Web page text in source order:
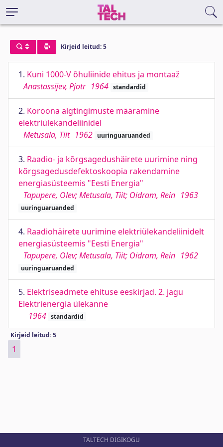
Kirjeid leitud: 5
1. Kuni 1000-V õhuliinide ehitus ja montaaž
Anastassijev, Pjotr 1964 standardid
2. Koroona algtingimuste määramine
elektriülekandeliinidel
Metusala, Tiit 1962 uuringuaruanded
3. Raadio- ja kõrgsagedushäirete uurimine ning
kõrgsagedusdefektoskoopia rakendamine
energiasüsteemis "Eesti Energia"
Tapupere, Olev; Metusala, Tiit; Oidram, Rein 1963
uuringuaruanded
4. Raadiohäirete uurimine elektriülekandeliinidelt
energiasüsteemis "Eesti Energia"
Tapupere, Olev; Metusala, Tiit; Oidram, Rein 1962
uuringuaruanded
5. Elektriseadmete ehituse eeskirjad. 2. jagu
Elektrienergia ülekanne
1964 standardid
Kirjeid leitud: 5
1
TALTECH DIGIKOGU